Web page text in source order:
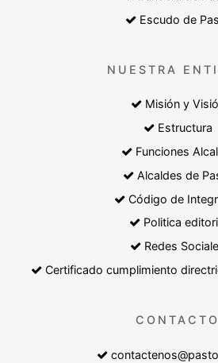
Escudo de
NUESTRA
Misión y
Estructura
Funciones
Alcaldes de
Código de
Politica
Redes
Certificado cumplimiento
CONTACTO